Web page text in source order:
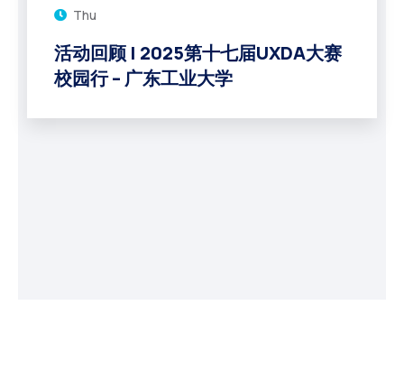
Thu
活动回顾 | 2025第十七届UXDA大赛
校园行 – 广东工业大学